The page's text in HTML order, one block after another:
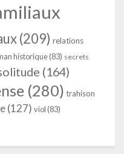
(209) relations
historique(83) secrets
(164)
(280) trahison
(127) viol (83)